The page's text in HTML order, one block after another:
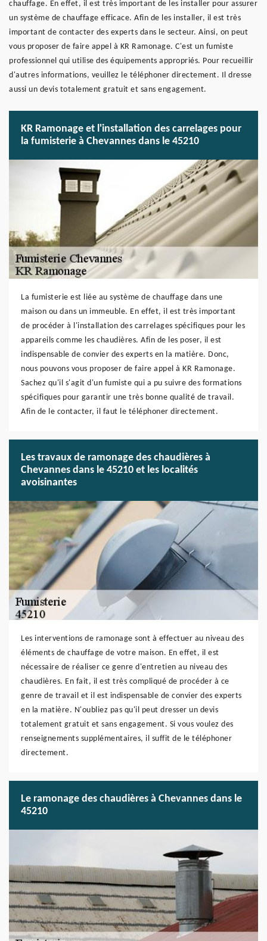
chauffage. En effet, il est très important de les installer pour assurer
un système de chauffage efficace. Afin de les installer, il est très
important de contacter des experts dans le secteur. Ainsi, on peut
vous proposer de faire appel à KR Ramonage. C'est un fumiste
professionnel qui utilise des équipements appropriés. Pour recueillir
d'autres informations, veuillez le téléphoner directement. Il dresse
aussi un devis totalement gratuit et sans engagement.
KR Ramonage et l'installation des carrelages pour
la fumisterie à Chevannes dans le 45210
La fumisterie est liée au système de chauffage dans une
maison ou dans un immeuble. En effet, il est très important
de procéder à l'installation des carrelages spécifiques pour les
appareils comme les chaudières. Afin de les poser, il est
indispensable de convier des experts en la matière. Donc,
nous pouvons vous proposer de faire appel à KR Ramonage.
Sachez qu'il s'agit d'un fumiste qui a pu suivre des formations
spécifiques pour garantir une très bonne qualité de travail.
Afin de le contacter, il faut le téléphoner directement.
Les travaux de ramonage des chaudières à
Chevannes dans le 45210 et les localités
avoisinantes
Les interventions de ramonage sont à effectuer au niveau des
éléments de chauffage de votre maison. En effet, il est
nécessaire de réaliser ce genre d'entretien au niveau des
chaudières. En fait, il est très compliqué de procéder à ce
genre de travail et il est indispensable de convier des experts
en la matière. N'oubliez pas qu'il peut dresser un devis
totalement gratuit et sans engagement. Si vous voulez des
renseignements supplémentaires, il suffit de le téléphoner
directement.
Le ramonage des chaudières à Chevannes dans le
45210